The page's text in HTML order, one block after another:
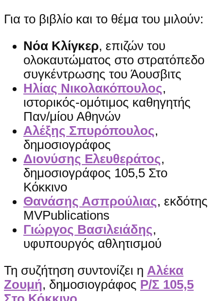
Για το βιβλίο και το θέμα του μιλούν:
Νόα Κλίγκερ, επιζών του
ολοκαυτώματος στο στρατόπεδο
συγκέντρωσης του Άουσβιτς
Ηλίας Νικολακόπουλος,
ιστορικός-ομότιμος καθηγητής
Παν/μίου Αθηνών
Αλέξης Σπυρόπουλος,
δημοσιογράφος
Διονύσης Ελευθεράτος,
δημοσιογράφος 105,5 Στο
Κόκκινο
Θανάσης Ασπρούλιας, εκδότης
MVPublications
Γιώργος Βασιλειάδης,
υφυπουργός αθλητισμού
Τη συζήτηση συντονίζει η Αλέκα
Ζουμή, δημοσιογράφος Ρ/Σ 105,5